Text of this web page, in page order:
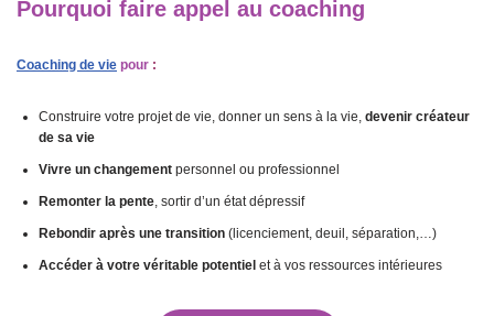
Pourquoi faire appel au coaching
Coaching de vie pour :
Construire votre projet de vie, donner un sens à la vie, devenir créateur
de sa vie
Vivre un changement personnel ou professionnel
Remonter la pente, sortir d’un état dépressif
Rebondir après une transition (licenciement, deuil, séparation,…)
Accéder à votre véritable potentiel et à vos ressources intérieures